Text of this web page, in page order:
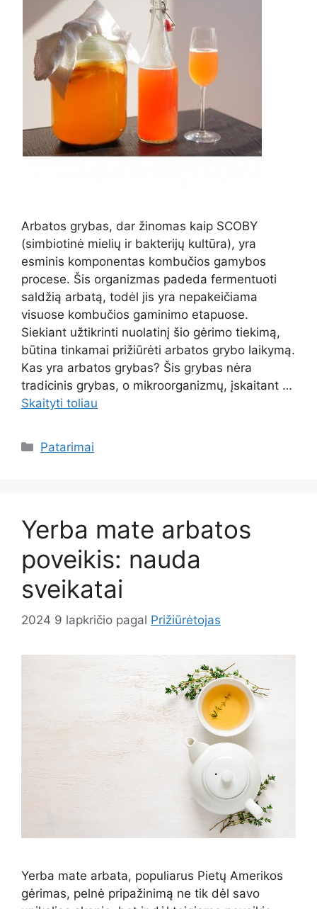
Arbatos grybas, dar žinomas kaip SCOBY
(simbiotinė mielių ir bakterijų kultūra), yra
esminis komponentas kombučios gamybos
procese. Šis organizmas padeda fermentuoti
saldžią arbatą, todėl jis yra nepakeičiama
visuose kombučios gaminimo etapuose.
Siekiant užtikrinti nuolatinį šio gėrimo tiekimą,
būtina tinkamai prižiūrėti arbatos grybo laikymą.
Kas yra arbatos grybas? Šis grybas nėra
tradicinis grybas, o mikroorganizmų, įskaitant …
Skaityti toliau
Kategorijos
Patarimai
Yerba mate arbatos
poveikis: nauda
sveikatai
2024 9 lapkričio pagal Prižiūrėtojas
Yerba mate arbata, populiarus Pietų Amerikos
gėrimas, pelnė pripažinimą ne tik dėl savo